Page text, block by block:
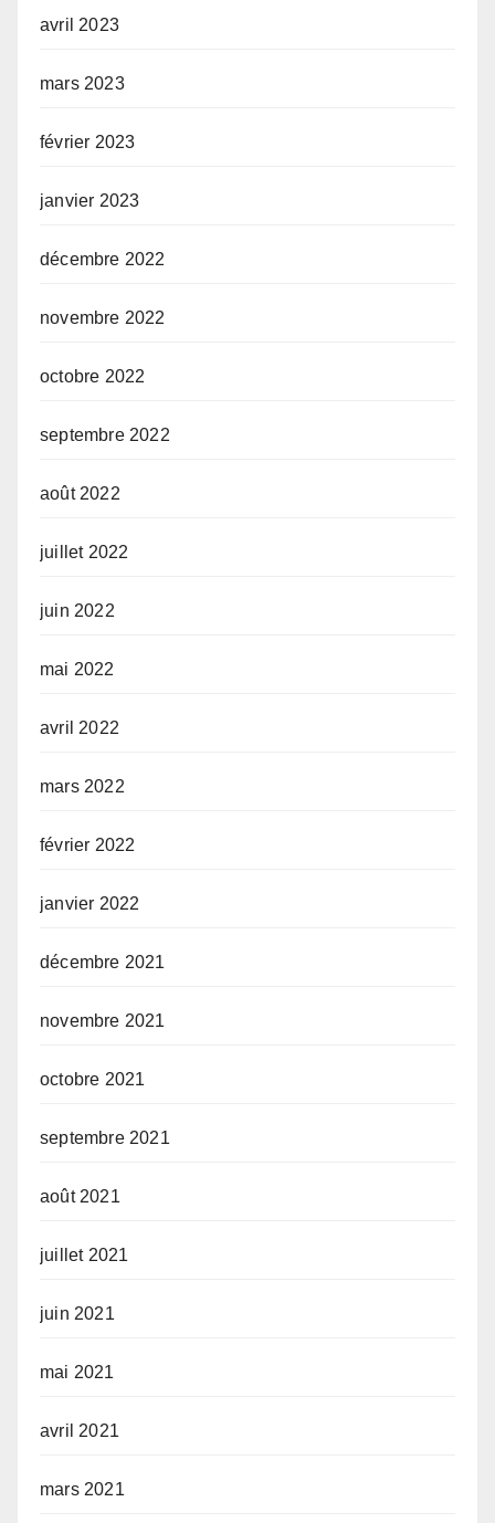
avril 2023
mars 2023
février 2023
janvier 2023
décembre 2022
novembre 2022
octobre 2022
septembre 2022
août 2022
juillet 2022
juin 2022
mai 2022
avril 2022
mars 2022
février 2022
janvier 2022
décembre 2021
novembre 2021
octobre 2021
septembre 2021
août 2021
juillet 2021
juin 2021
mai 2021
avril 2021
mars 2021